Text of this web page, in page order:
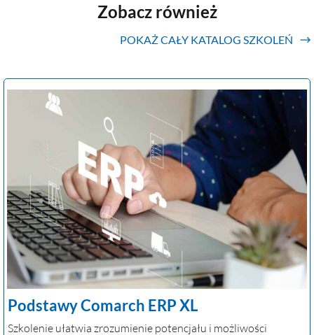
Zobacz również
POKAŻ CAŁY KATALOG SZKOLEŃ
Podstawy Comarch ERP XL
Szkolenie ułatwia zrozumienie potencjału i możliwości